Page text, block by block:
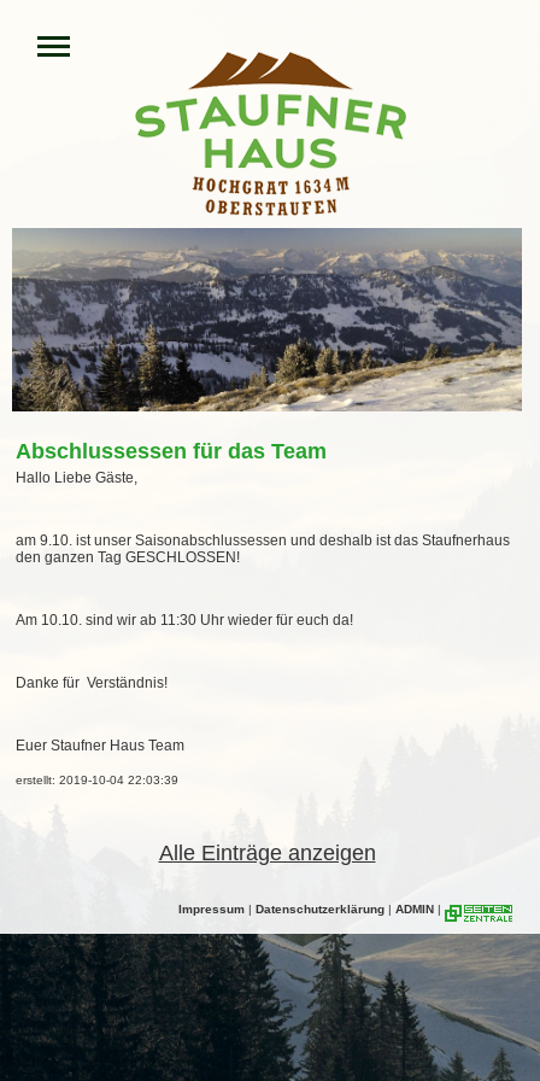
Abschlussessen für das Team
Hallo Liebe Gäste,
am 9.10. ist unser Saisonabschlussessen und deshalb ist das Staufnerhaus
den ganzen Tag GESCHLOSSEN!
Am 10.10. sind wir ab 11:30 Uhr wieder für euch da!
Danke für Verständnis!
Euer Staufner Haus Team
erstellt: 2019-10-04 22:03:39
Alle Einträge anzeigen
Impressum | Datenschutzerklärung | ADMIN |